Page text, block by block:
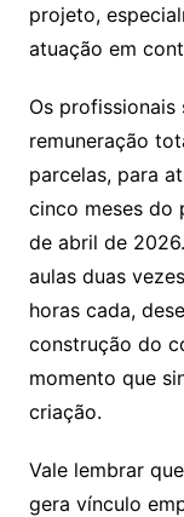
projeto,
atuação em
Os profissionais
remuneração
parcelas, para
cinco meses do
de abril de
aulas duas
horas cada,
construção do
momento que
criação.
Vale lembrar
gera vínculo